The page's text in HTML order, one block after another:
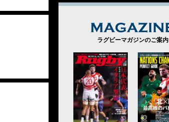
ラグビーマガジンのご案内